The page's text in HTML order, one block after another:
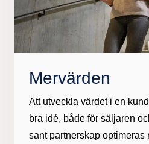
Mervärden
Att utveckla värdet i en
bra idé, både för säljaren
sant partnerskap optimeras